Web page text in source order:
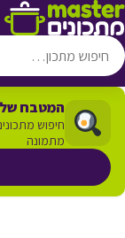
דלג לתוכן
המטבח
חיפוש
מתמונה